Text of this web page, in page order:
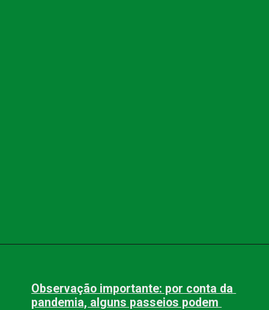
Observação importante: por conta da
pandemia, alguns passeios podem